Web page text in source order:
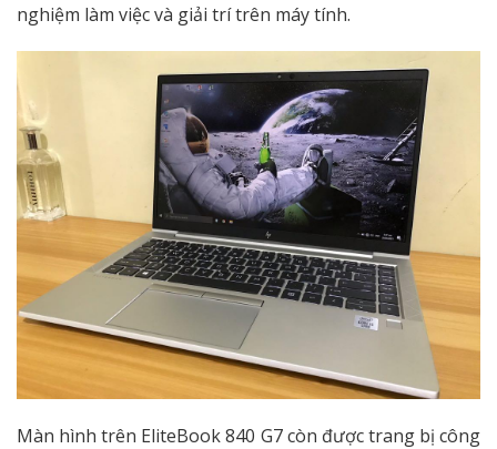
nghiệm làm việc và giải trí trên máy tính.
Màn hình trên EliteBook 840 G7 còn được trang bị công